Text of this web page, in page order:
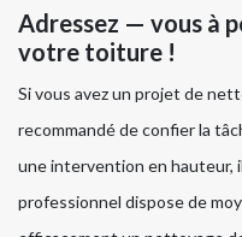
Adressez — vous à
votre toiture !
Si vous avez un projet de
recommandé de confier la
une intervention en hauteur,
professionnel dispose de